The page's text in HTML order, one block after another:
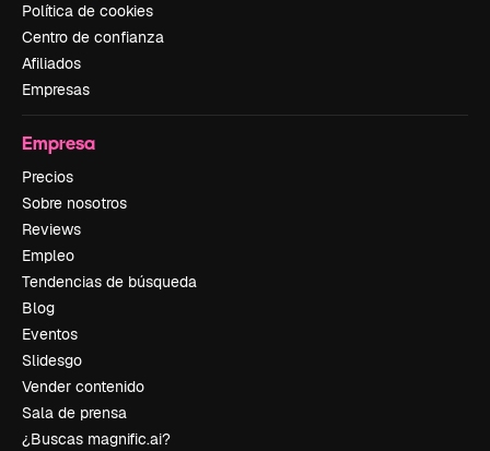
Política de cookies
Centro de confianza
Afiliados
Empresas
Empresa
Precios
Sobre nosotros
Reviews
Empleo
Tendencias de búsqueda
Blog
Eventos
Slidesgo
Vender contenido
Sala de prensa
¿Buscas magnific.ai?